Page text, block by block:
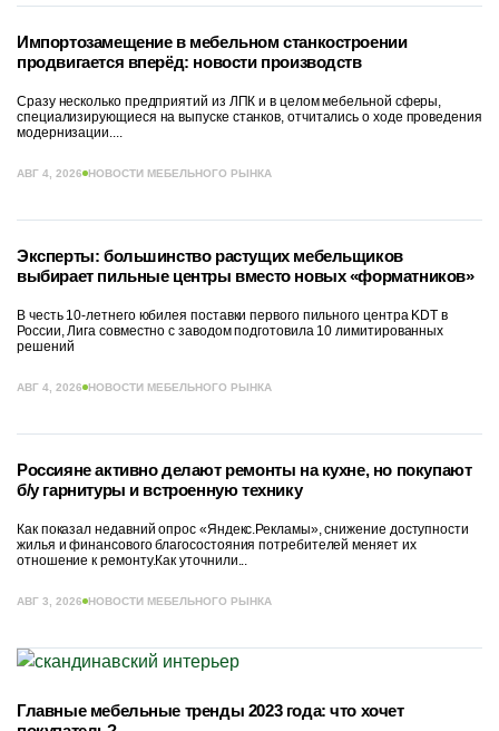
Импортозамещение в мебельном станкостроении
продвигается вперёд: новости производств
Сразу несколько предприятий из ЛПК и в целом мебельной сферы,
специализирующиеся на выпуске станков, отчитались о ходе проведения
модернизации....
АВГ 4, 2026 НОВОСТИ МЕБЕЛЬНОГО РЫНКА
Эксперты: большинство растущих мебельщиков
выбирает пильные центры вместо новых «форматников»
В честь 10-летнего юбилея поставки первого пильного центра KDT в
России, Лига совместно с заводом подготовила 10 лимитированных
решений
АВГ 4, 2026 НОВОСТИ МЕБЕЛЬНОГО РЫНКА
Россияне активно делают ремонты на кухне, но покупают
б/у гарнитуры и встроенную технику
Как показал недавний опрос «Яндекс.Рекламы», снижение доступности
жилья и финансового благосостояния потребителей меняет их
отношение к ремонту.Как уточнили...
АВГ 3, 2026 НОВОСТИ МЕБЕЛЬНОГО РЫНКА
Главные мебельные тренды 2023 года: что хочет